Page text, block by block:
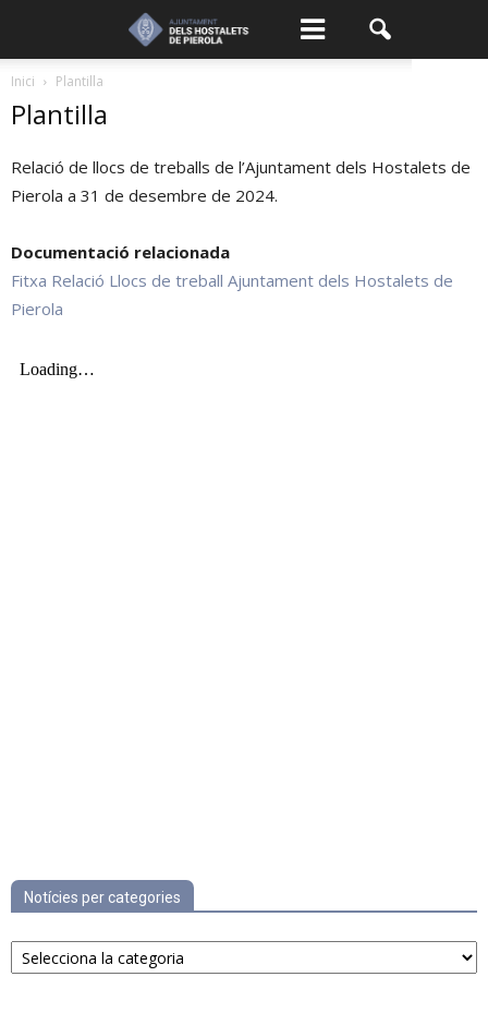
Inici Plantilla
Plantilla
Relació de llocs de treballs de l’Ajuntament dels Hostalets de
Pierola a 31 de desembre de 2024.
Documentació relacionada
Fitxa Relació Llocs de treball Ajuntament dels Hostalets de
Pierola
Notícies per categories
Notícies
per